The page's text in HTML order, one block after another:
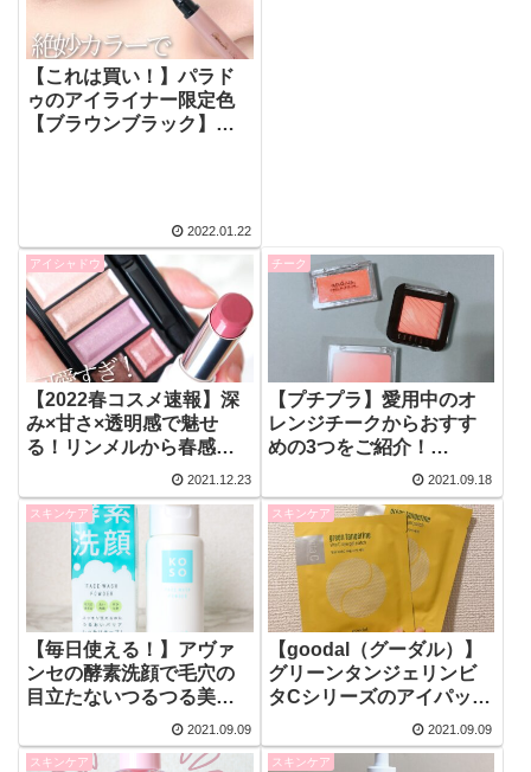
【これは買い！】パラド
ゥのアイライナー限定色
【ブラウンブラック】が
2022.01.22
アイシャドウ
【2022春コスメ速報】深
み×甘さ×透明感で魅せ
る！リンメルから春感満
載の【アフターヌーンテ
ィーコレクション】が登
場！
2021.12.23
チーク
【プチプラ】愛用中のオ
レンジチークからおすす
めの3つをご紹介！
コ）/apieu/MISSHA】
2021.09.18
スキンケア
【毎日使える！】アヴァ
ンセの酵素洗顔で毛穴の
目立たないつるつる美肌
を手に入れよう！【毛穴
レス】
2021.09.09
スキンケア
【goodal（グーダル）】
グリーンタンジェリンビ
タCシリーズのアイパッチ
を使ってみました！2021.09.09
スキンケア スキンケア